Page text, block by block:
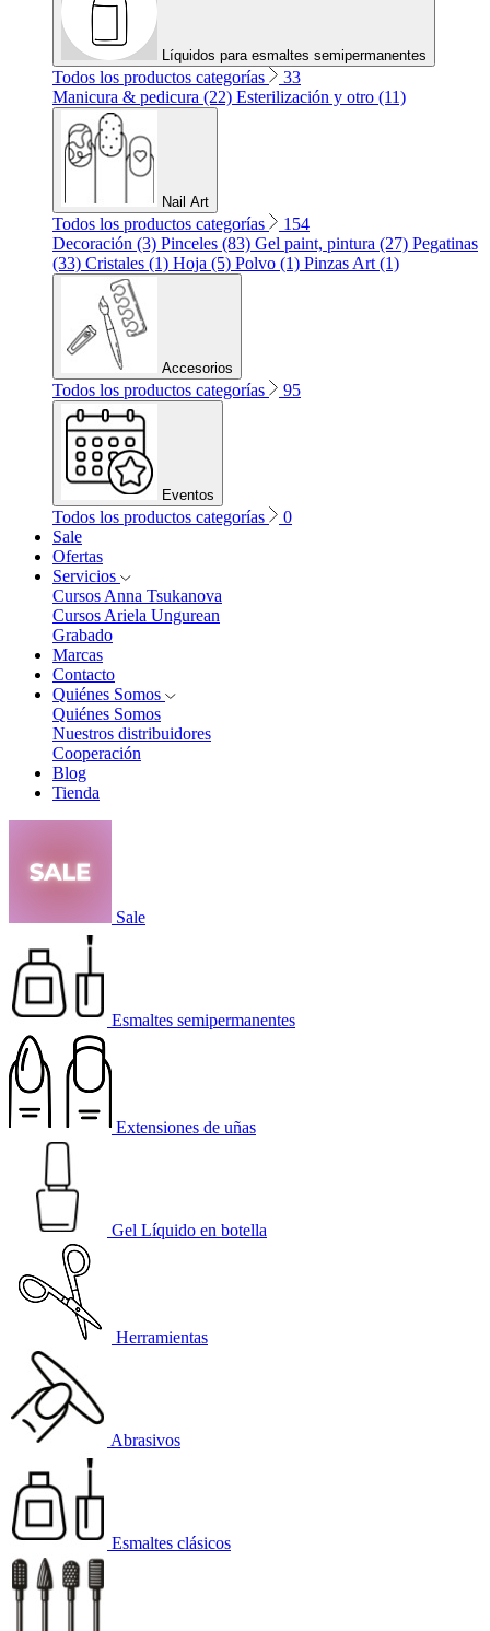
Líquidos para esmaltes semipermanentes
Todos los productos categorías
33
Manicura & pedicura (22) Esterilización y otro (11)
Nail Art
Todos los productos categorías
154
Decoración (3) Pinceles (83) Gel paint, pintura (27) Pegatinas
(33) Cristales (1) Hoja (5) Polvo (1) Pinzas Art (1)
Accesorios
Todos los productos categorías 95
Eventos
Todos los productos categorías
0
Sale
Ofertas
Servicios
Cursos Anna Tsukanova
Cursos Ariela Ungurean
Grabado
Marcas
Contacto
Quiénes Somos
Quiénes Somos
Nuestros distribuidores
Cooperación
Blog
Tienda
Sale
Esmaltes semipermanentes
Extensiones de uñas
Gel Líquido en botella
Herramientas
Abrasivos
Esmaltes clásicos